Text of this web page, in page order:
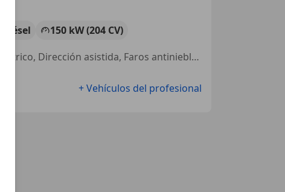
Diésel
150 kW (204 CV)
4WD, Garantia, Airbags laterales, Cierre centralizado, Elevalunas eléctrico, Dirección asistida, Faros antiniebla, Start/Stop automático
+ Vehículos del profesional